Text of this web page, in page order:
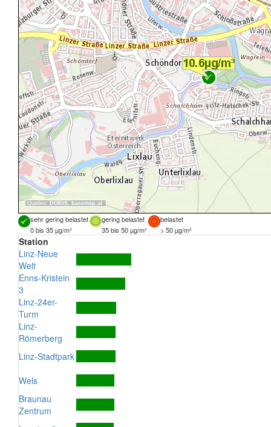
Quellen: DORIS, basemap.at
sehr gering belastet gering belastet
belastet
0 bis 35 µg/m³
35 bis 50 µg/m³ > 50 µg/m³
Station
Linz-Neue
Welt
Enns-Kristein
3
Linz-24er-
Turm
Linz-
Römerberg
Linz-Stadtpark
Wels
Braunau
Zentrum